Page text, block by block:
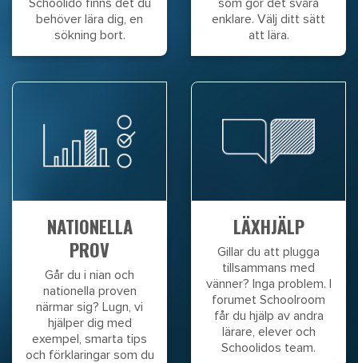
Schoolido finns det du
behöver lära dig, en
sökning bort.
som gör det svåra
enklare. Välj ditt sätt
att lära.
NATIONELLA
PROV
Går du i nian och
nationella proven
närmar sig? Lugn, vi
hjälper dig med
exempel, smarta tips
och förklaringar som du
LÄXHJÄLP
Gillar du att plugga
tillsammans med
vänner? Inga problem. I
forumet Schoolroom
får du hjälp av andra
lärare, elever och
Schoolidos team.